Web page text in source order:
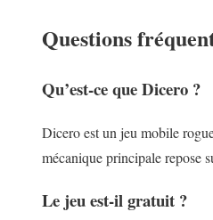
Questions
Qu’est-ce que Dicero ?
Dicero est un jeu mobile
mécanique principale repose
Le jeu est-il gratuit ?